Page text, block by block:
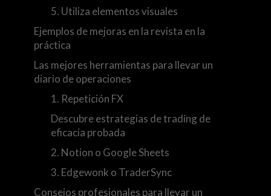
5. Utiliza elementos visuales
Ejemplos de mejoras en la revista en la
práctica
Las mejores herramientas para llevar un
diario de operaciones
1. Repetición FX
Descubre estrategias de trading de
eficacia probada
2. Notion o Google Sheets
3. Edgewonk o TraderSync
Consejos profesionales para llevar un